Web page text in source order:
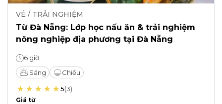
VÉ / TRẢI NGHIỆM
Từ Đà Nẵng: Lớp học nấu ăn & trải nghiệm
nông nghiệp địa phương tại Đà Nẵng
6 giờ
Sáng
Chiều
5(3)
Giá từ